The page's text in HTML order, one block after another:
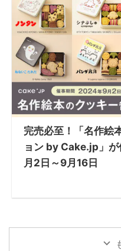
完売必至！「名作絵
ョン by Cake.jp」
月2日～9月16日